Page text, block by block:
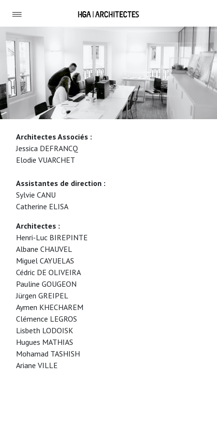
Architectes Associés :
Jessica DEFRANCQ
Elodie VUARCHET
Assistantes de direction :
Sylvie CANU
Catherine ELISA
Architectes :
Henri-Luc BIREPINTE
Albane CHAUVEL
Miguel CAYUELAS
Cédric DE OLIVEIRA
Pauline GOUGEON
Jürgen GREIPEL
Aymen KHECHAREM
Clémence LEGROS
Lisbeth LODOISK
Hugues MATHIAS
Mohamad TASHISH
Ariane VILLE